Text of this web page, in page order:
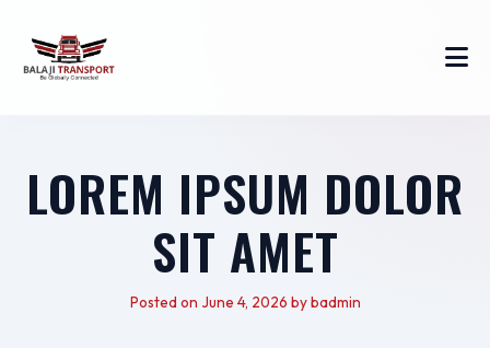
LOREM IPSUM DOLOR
SIT AMET
Posted on June 4, 2026 by badmin